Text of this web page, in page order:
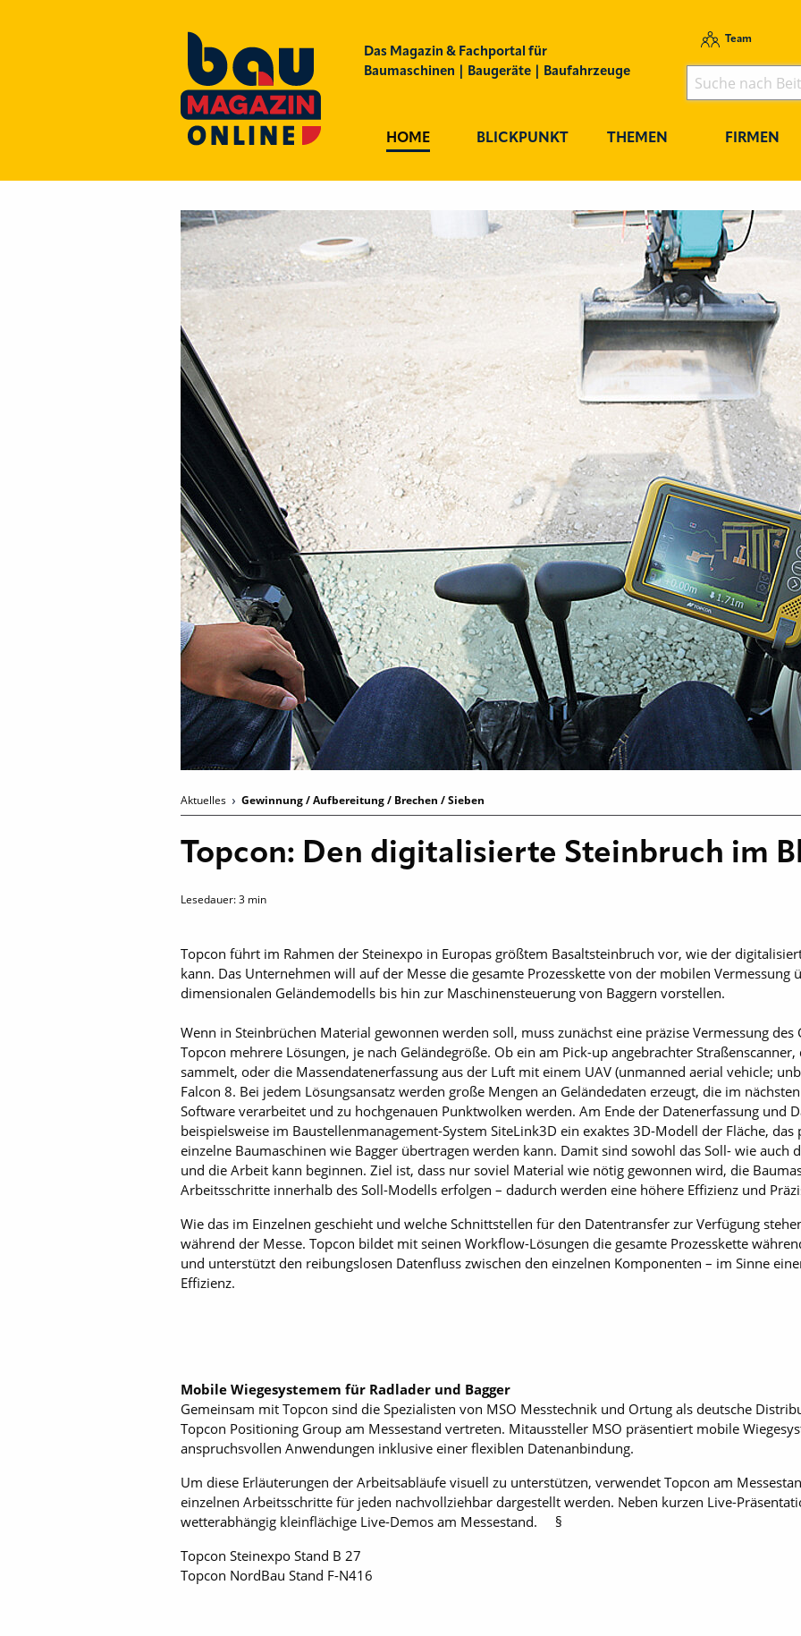
Das Magazin & Fachportal für
Baumaschinen | Baugeräte | Baufahrzeuge
Team
HOME BLICKPUNKT THEMEN FIRMEN
Aktuelles Gewinnung / Aufbereitung / Brechen / Sieben
Topcon: Den digitalisierte Steinbruch im
Lesedauer:3 min
Topcon führt im Rahmen der Steinexpo in Europas größtem Basaltsteinbruch vor, wie der
kann. Das Unternehmen will auf der Messe die gesamte Prozesskette von der mobilen
dimensionalen ­Geländemodells bis hin zur Maschinensteuerung von Baggern vorstellen.
Wenn in Steinbrüchen Material gewonnen werden soll, muss zunächst eine präzise Vermessung
Topcon mehrere Lösungen, je nach Geländegröße. Ob ein am Pick-up angebrachter
sammelt, oder die Massendatenerfassung aus der Luft mit einem UAV (unmanned aerial vehicle;
Falcon 8. Bei jedem Lösungsansatz werden große Mengen an Geländedaten erzeugt, die im
Software verarbeitet und zu hochgenauen Punktwolken werden. Am Ende der Datenerfassung und
beispielsweise im Baustellenmanagement-System SiteLink3D ein exaktes 3D-Modell der Fläche,
einzelne Baumaschinen wie Bagger übertragen werden kann. Damit sind sowohl das Soll- wie auch
und die Arbeit kann beginnen. Ziel ist, dass nur soviel Material wie nötig gewonnen wird, die
Arbeitsschritte innerhalb des Soll-Modells erfolgen – dadurch werden eine höhere Effizienz und
Wie das im Einzelnen geschieht und welche Schnittstellen für den Datentransfer zur Verfügung
während der Messe. Topcon bildet mit seinen Workflow-Lösungen die gesamte Prozesskette
und unterstützt den reibungslosen Datenfluss zwischen den einzelnen Komponenten – im Sinne
Effizienz.
Mobile Wiegesystemem für Radlader und Bagger
Gemeinsam mit Topcon sind die Spezialisten von MSO Messtechnik und Ortung als deutsche
Topcon Positioning Group am Messestand vertreten. Mitaussteller MSO präsentiert mobile
anspruchsvollen Anwendungen inklusive einer flexiblen Datenanbindung.
Um diese Erläuterungen der Arbeitsabläufe visuell zu unterstützen, verwendet Topcon am
einzelnen Arbeitsschritte für jeden nachvollziehbar dargestellt werden. Neben kurzen Live-
wetterabhängig kleinflächige Live-Demos am Messestand. §
Topcon Steinexpo Stand B 27
Topcon NordBau Stand F-N416